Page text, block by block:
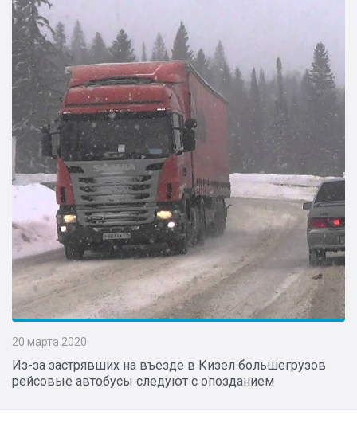
20 марта 2020
Из-за застрявших на въезде в Кизел большегрузов
рейсовые автобусы следуют с опозданием